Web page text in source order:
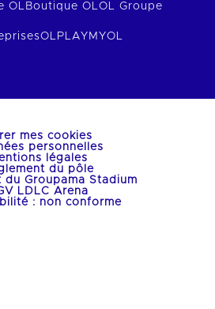
OL Boutique OLOL Groupe
OLPLAY MYOL
mes cookies
personnelles
légales
du pôle
du Groupama Stadium
LDLC Arena
: non conforme